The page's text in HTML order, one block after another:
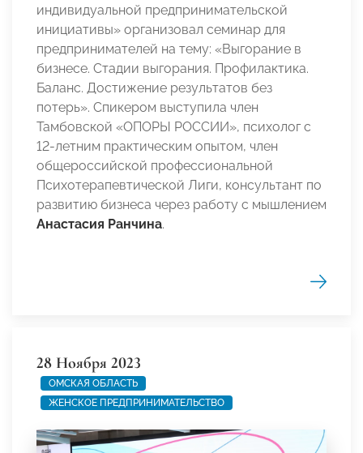
индивидуальной предпринимательской
инициативы» организовал семинар для
предпринимателей на тему: «Выгорание в
бизнесе. Стадии выгорания. Профилактика.
Баланс. Достижение результатов без
потерь». Спикером выступила член
Тамбовской «ОПОРЫ РОССИИ», психолог с
12-летним практическим опытом, член
общероссийской профессиональной
Психотерапевтической Лиги, консультант по
развитию бизнеса через работу с мышлением
Анастасия Ранчина.
28 Ноября 2023
ОМСКАЯ ОБЛАСТЬ
ЖЕНСКОЕ ПРЕДПРИНИМАТЕЛЬСТВО